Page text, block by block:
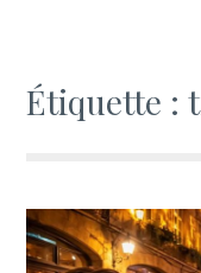
Étiquette :